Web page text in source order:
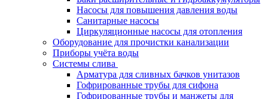
Насосы для повышения давления воды
Санитарные насосы
Циркуляционные насосы для отопления
Оборудование для прочистки канализации
Приборы учёта воды
Системы слива
Арматура для сливных бачков унитазов
Гофрированные трубы для сифона
Гофрированные трубы и манжеты для